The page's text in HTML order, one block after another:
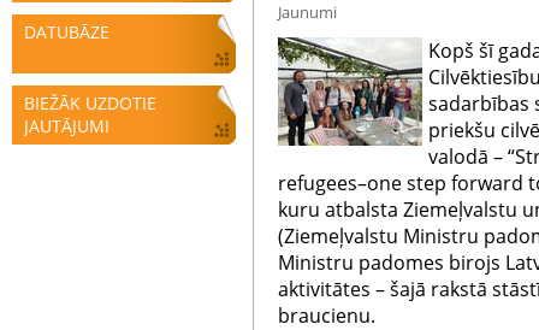
DATUBĀZE
BIEŽĀK UZDOTIE
JAUTĀJUMI
Jaunumi
Kopš šī
sadarbības
priekšu
valodā –
refugees–one step forward
kuru atbalsta Ziemeļvalstu
(Ziemeļvalstu Ministru
Ministru padomes birojs
aktivitātes – šajā rakstā
braucienu.